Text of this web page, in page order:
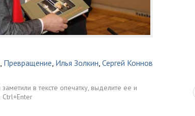
, Превращение, Илья Золкин, Сергей Коннов